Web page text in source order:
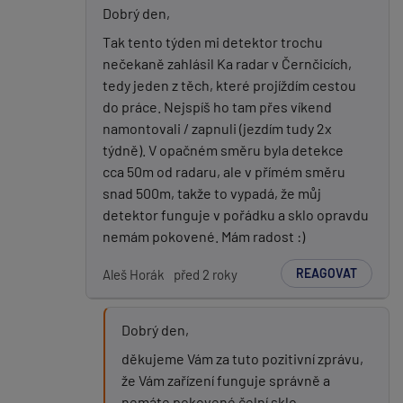
Dobrý den,
Tak tento týden mi detektor trochu
nečekaně zahlásil Ka radar v Černčicích,
tedy jeden z těch, které projíždím cestou
do práce. Nejspíš ho tam přes víkend
namontovali / zapnuli (jezdím tudy 2x
týdně). V opačném směru byla detekce
cca 50m od radaru, ale v přímém směru
snad 500m, takže to vypadá, že můj
detektor funguje v pořádku a sklo opravdu
nemám pokovené. Mám radost :)
Aleš Horák před 2 roky REAGOVAT
Dobrý den,
děkujeme Vám za tuto pozitivní zprávu,
že Vám zařízení funguje správně a